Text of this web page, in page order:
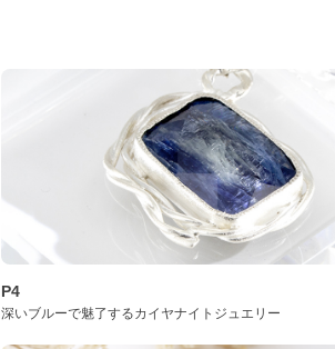
P4
深いブルーで魅了するカイヤナイトジュエリー